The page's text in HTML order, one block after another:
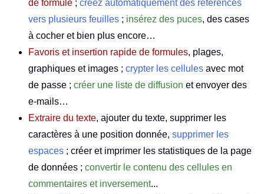
de formule ; créez automatiquement des références
vers plusieurs feuilles ; insérez des puces, des cases
à cocher et bien plus encore…
Favoris et insertion rapide de formules, plages,
graphiques et images ; crypter les cellules avec mot
de passe ; créer une liste de diffusion et envoyer des
e-mails…
Extraire du texte, ajouter du texte, supprimer les
caractères à une position donnée, supprimer les
espaces ; créer et imprimer les statistiques de la page
de données ; convertir le contenu des cellules en
commentaires et inversement...